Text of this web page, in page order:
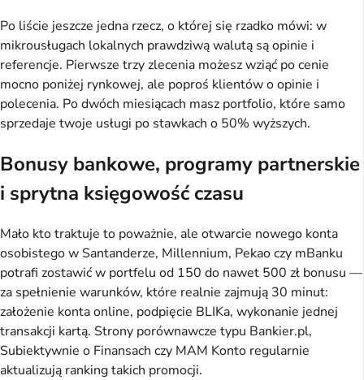
Po liście jeszcze jedna rzecz, o której się rzadko mówi: w
mikrousługach lokalnych prawdziwą walutą są opinie i
referencje. Pierwsze trzy zlecenia możesz wziąć po cenie
mocno poniżej rynkowej, ale poproś klientów o opinie i
polecenia. Po dwóch miesiącach masz portfolio, które samo
sprzedaje twoje usługi po stawkach o 50% wyższych.
Bonusy bankowe, programy partnerskie
i sprytna księgowość czasu
Mało kto traktuje to poważnie, ale otwarcie nowego konta
osobistego w Santanderze, Millennium, Pekao czy mBanku
potrafi zostawić w portfelu od 150 do nawet 500 zł bonusu —
za spełnienie warunków, które realnie zajmują 30 minut:
założenie konta online, podpięcie BLIKa, wykonanie jednej
transakcji kartą. Strony porównawcze typu Bankier.pl,
Subiektywnie o Finansach czy MAM Konto regularnie
aktualizują ranking takich promocji.